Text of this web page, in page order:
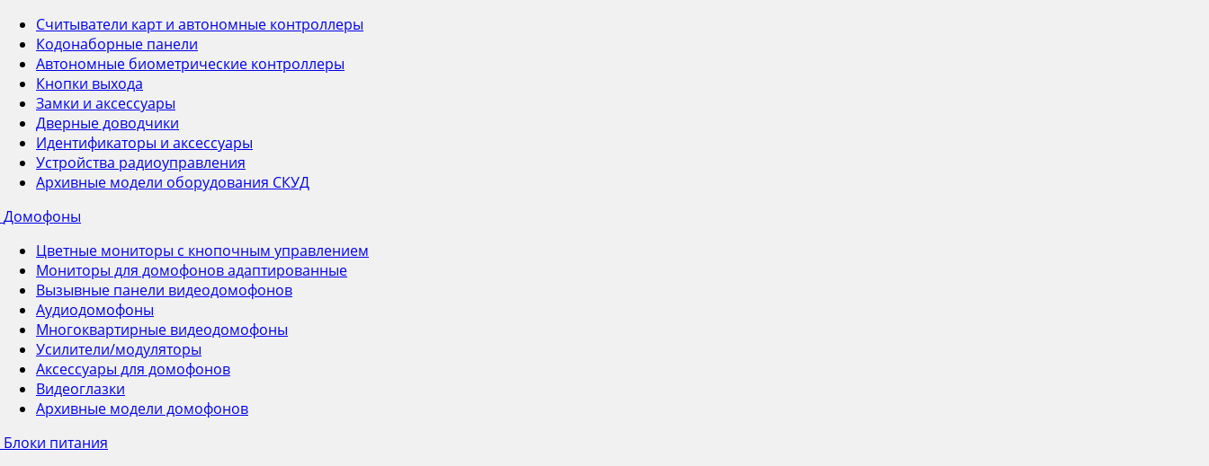
Считыватели карт и автономные контроллеры
Кодонаборные панели
Автономные биометрические контроллеры
Кнопки выхода
Замки и аксессуары
Дверные доводчики
Идентификаторы и аксессуары
Устройства радиоуправления
Архивные модели оборудования СКУД
Домофоны
Цветные мониторы с кнопочным управлением
Мониторы для домофонов адаптированные
Вызывные панели видеодомофонов
Аудиодомофоны
Многоквартирные видеодомофоны
Усилители/модуляторы
Аксессуары для домофонов
Видеоглазки
Архивные модели домофонов
Блоки питания